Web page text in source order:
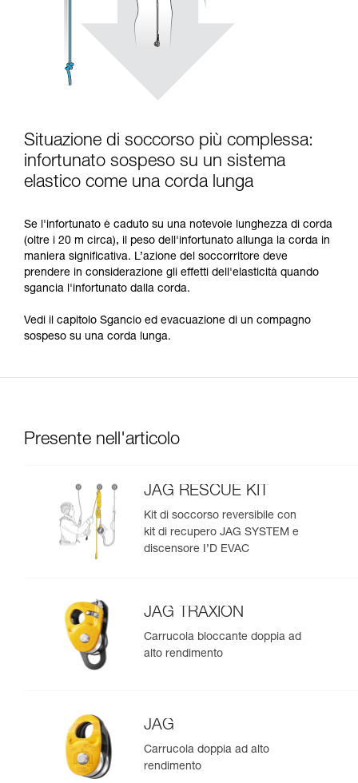
Situazione di soccorso più complessa:
infortunato sospeso su un sistema
elastico come una corda lunga
Se l'infortunato è caduto su una notevole lunghezza di corda
(oltre i 20 m circa), il peso dell'infortunato allunga la corda in
maniera significativa. L’azione del soccorritore deve
prendere in considerazione gli effetti dell'elasticità quando
sgancia l'infortunato dalla corda.
Vedi il capitolo Sgancio ed evacuazione di un compagno
sospeso su una corda lunga.
Presente nell'articolo
JAG RESCUE KIT
Kit di soccorso reversibile con
kit di recupero JAG SYSTEM e
discensore I’D EVAC
JAG TRAXION
Carrucola bloccante doppia ad
alto rendimento
JAG
Carrucola doppia ad alto
rendimento